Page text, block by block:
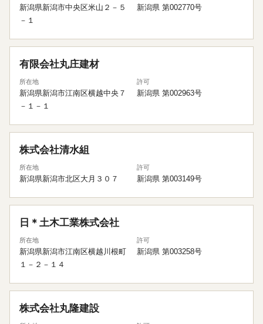
新潟県新潟市中央区米山２－５
－１
新潟県 第002770号
有限会社丸庄建材
所在地
新潟県新潟市江南区横越中央７
－１－１
許可
新潟県 第002963号
株式会社清水組
所在地
新潟県新潟市北区大月３０７
許可
新潟県 第003149号
日＊土木工業株式会社
所在地
新潟県新潟市江南区横越川根町
１－２－１４
許可
新潟県 第003258号
株式会社丸隆建設